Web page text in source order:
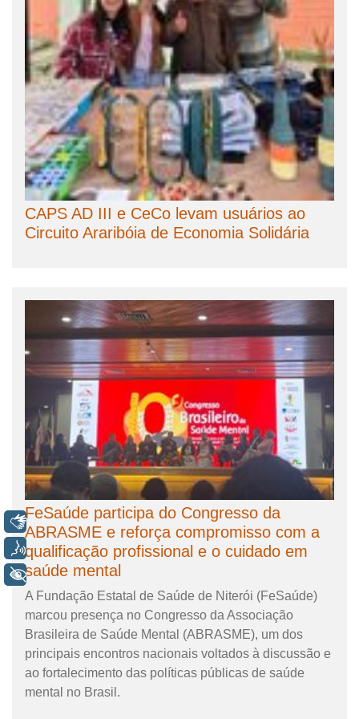
CAPS AD III e CeCo levam usuários ao
Circuito Araribóia de Economia Solidária
FeSaúde participa do Congresso da
ABRASME e reforça compromisso com a
qualificação profissional e o cuidado em
saúde mental
A Fundação Estatal de Saúde de Niterói (FeSaúde)
marcou presença no Congresso da Associação
Brasileira de Saúde Mental (ABRASME), um dos
principais encontros nacionais voltados à discussão e
ao fortalecimento das políticas públicas de saúde
mental no Brasil.
Libras
Voz
+ Acessibilidade